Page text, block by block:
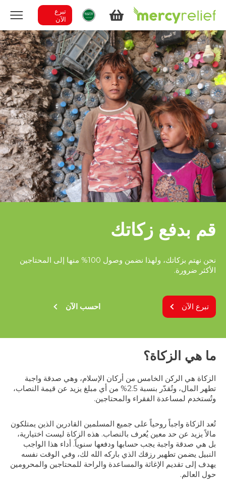
تبرع
الآن
قم بدفع زكاتك
نحن نهتم بزكاتك، ولهذا نضمن وصول 100% منها إلى المحتاجين
الأكثر ضرورة.
تبرع الآن احسب الآن
ما هي الزكاة؟
الزكاة هي الركن الخامس من أركان الإسلام، وهي صدقة واجبة
تطهر المال، وتُقدّر بنسبة 2.5% من أي مبلغ يزيد عن قيمة النصاب،
وتُستخدم لمساعدة الفقراء والمحتاجين.
تُعد الزكاة واجباً روحياً على جميع المسلمين القادرين الذين يمتلكون
مالاً يزيد عن حد معين يُعرف بالنصاب. هذه الزكاة ليست اختيارية،
بل هي صدقة واجبة يجب حسابها ودفعها سنوياً. أداء هذا الواجب
النبيل يضمن تطهير رزقك الذي باركه الله لك، وفي الوقت نفسه
يهدف إلى تقديم الإغاثة والمساعدة والراحة للمحتاجين والمحرومين
حول العالم.